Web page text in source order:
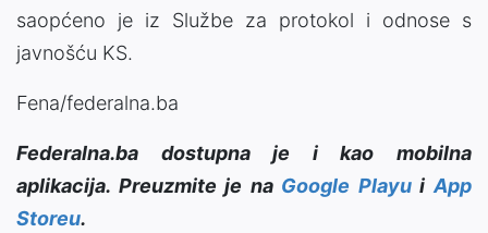
saopćeno je iz Službe za protokol i odnose s
javnošću KS.
Fena/federalna.ba
Federalna.ba dostupna je i kao mobilna
aplikacija. Preuzmite je na Google PlayuiApp
Storeu.